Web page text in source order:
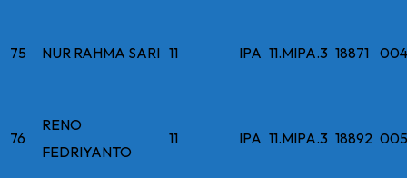
75 NUR RAHMA SARI 11 IPA 11.MIPA.3 18871
76
RENO
FEDRIYANTO
11 IPA 11.MIPA.3 18892